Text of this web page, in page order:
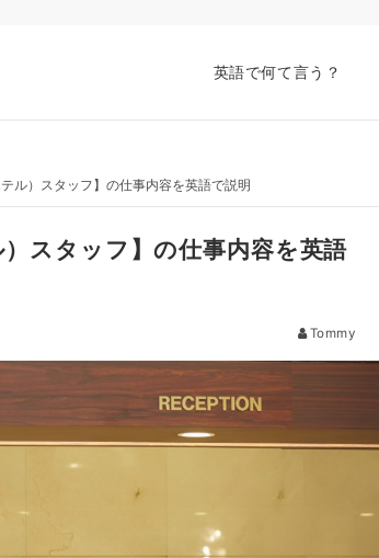
英語で何て言う？
ル）スタッフ】の仕事内容を英語で説明
スタッフ】の仕事内容を英語
Tommy